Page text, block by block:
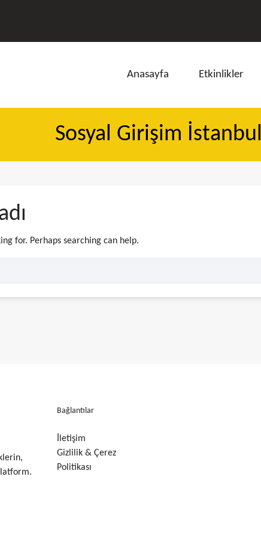
Anasayfa Etkinlikler
Sosyal Girişim İstanbul
for. Perhaps searching can help.
Bağlantılar
İletişim
Gizlilik & Çerez
Politikası